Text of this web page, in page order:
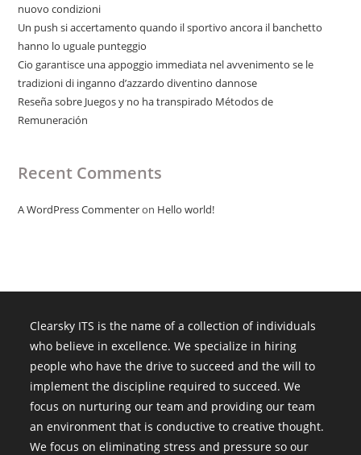
nuovo condizioni
Un push si accertamento quando il sportivo ancora il banchetto
hanno lo uguale punteggio
Cio garantisce una appoggio immediata nel avvenimento se le
tradizioni di inganno d’azzardo diventino dannose
Reseña sobre Juegos y no ha transpirado Métodos de
Remuneración
Recent Comments
A WordPress Commenteron Hello world!
Clearsky ITS is the name of a collection of individuals
who believe in excellence. We specialize in hiring
people who have the drive to succeed and the will to
implement the discipline required to succeed. We
focus on nurturing our team and providing our team
an environment that is conductive to creative thought.
We focus on eliminating stress and pressure so our